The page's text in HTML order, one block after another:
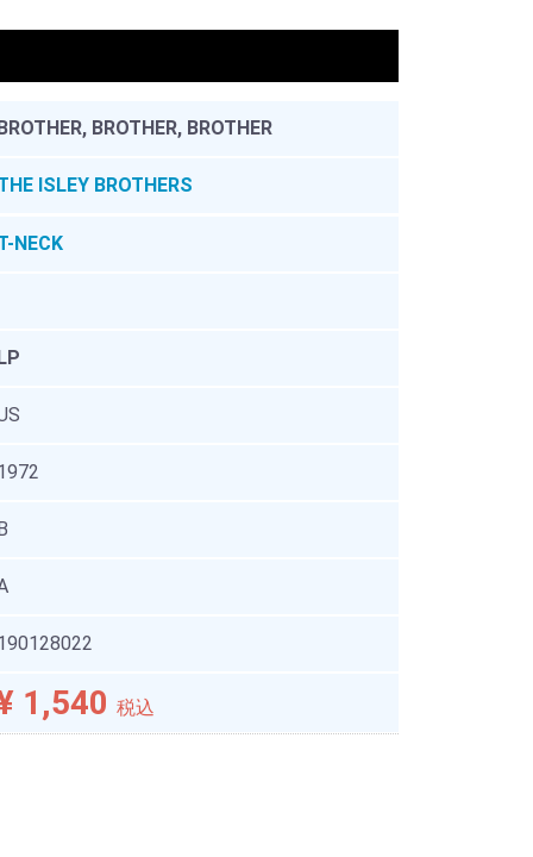
BROTHER, BROTHER
ISLEY BROTHERS
NECK
1,540 税込